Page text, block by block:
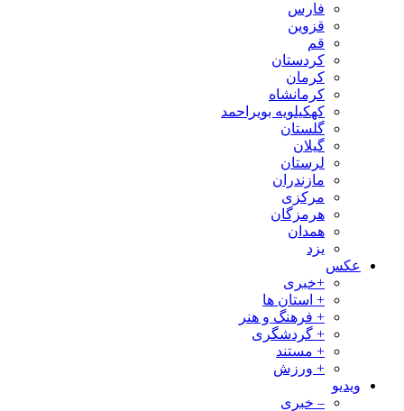
فارس
قزوین
قم
کردستان
کرمان
کرمانشاه
کهکیلویه بویراحمد
گلستان
گیلان
لرستان
مازندران
مرکزی
هرمزگان
همدان
یزد
عکس
+خبری
+ استان ها
+ فرهنگ و هنر
+ گردشگری
+ مستند
+ ورزش
ویدیو
– خبری